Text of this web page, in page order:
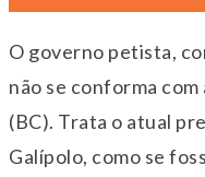
O governo petista,
não se conforma
(BC). Trata o atual
Galípolo, como se